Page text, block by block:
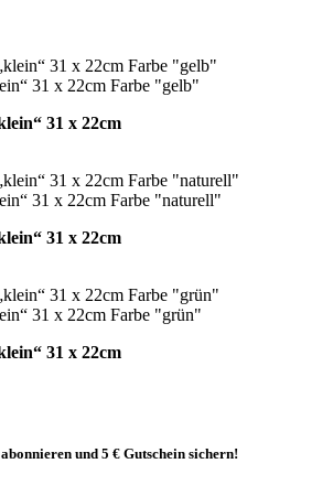
31 x 22cm Farbe "gelb"
31 x 22cm
31 x 22cm Farbe "naturell"
31 x 22cm
31 x 22cm Farbe "grün"
31 x 22cm
und 5 € Gutschein sichern!